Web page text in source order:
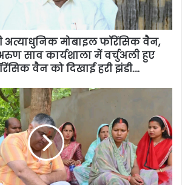
अत्याधुनिक मोबाइल फॉरेंसिक वैन,
साव कार्यशाला में वर्चुअली हुए
वैन को दिखाई हरी झंडी….